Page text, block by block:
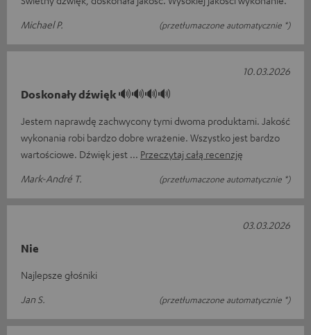
Michael P.
(przetłumaczone automatycznie *)
Doskonały dźwięk 🔊🔊🔊🔊
Jestem naprawdę zachwycony tymi dwoma produktami. Jakość
wykonania robi bardzo dobre wrażenie. Wszystko jest bardzo
wartościowe. Dźwięk jest
Przeczytaj całą recenzję
Mark-André T.
(przetłumaczone automatycznie *)
10.03.2026
Nie
Najlepsze głośniki
Jan S.
(przetłumaczone automatycznie *)
03.03.2026